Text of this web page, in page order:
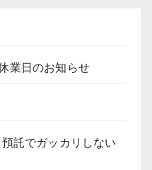
業日のお知らせ
託でガッカリしない